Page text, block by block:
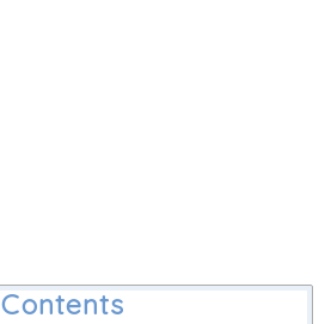
Contents